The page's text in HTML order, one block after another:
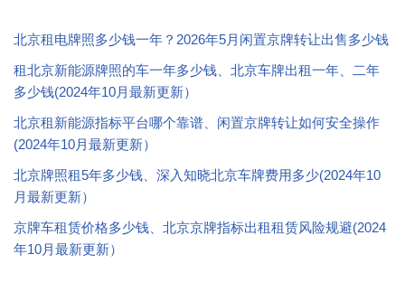
北京租电牌照多少钱一年？2026年5月闲置京牌转让出售多少钱
租北京新能源牌照的车一年多少钱、北京车牌出租一年、二年
多少钱(2024年10月最新更新）
北京租新能源指标平台哪个靠谱、闲置京牌转让如何安全操作
(2024年10月最新更新）
北京牌照租5年多少钱、深入知晓北京车牌费用多少(2024年10
月最新更新）
京牌车租赁价格多少钱、北京京牌指标出租租赁风险规避(2024
年10月最新更新）